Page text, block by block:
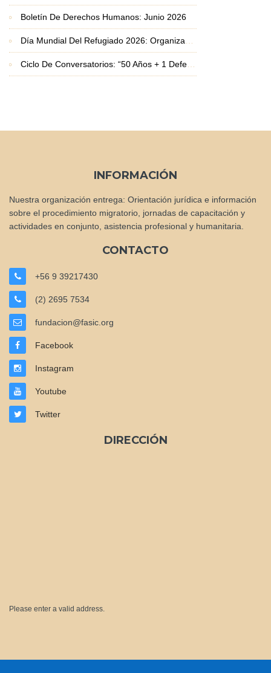
Boletín De Derechos Humanos: Junio 2026
Día Mundial Del Refugiado 2026: Organizaciones Basadas En La Fe Exigen Protección Frente A La Crisis De Desplazamiento
Ciclo De Conversatorios: “50 Años + 1 Defendiendo La Vida Y Los Derechos Humanos”
INFORMACIÓN
Nuestra organización entrega: Orientación jurídica e información
sobre el procedimiento migratorio, jornadas de capacitación y
actividades en conjunto, asistencia profesional y humanitaria.
CONTACTO
+56 9 39217430
(2) 2695 7534
fundacion@fasic.org
Facebook
Instagram
Youtube
Twitter
DIRECCIÓN
Please enter a valid address.